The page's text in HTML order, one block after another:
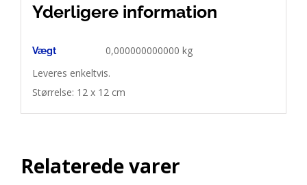
Yderligere information
Vægt
0,000000000000 kg
Leveres enkeltvis.
Relaterede varer